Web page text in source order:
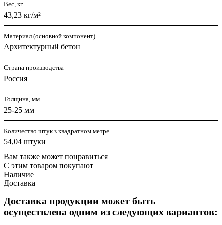
Вес, кг
43,23 кг/м²
Материал (основной компонент)
Архитектурный бетон
Страна производства
Россия
Толщина, мм
25-25 мм
Количество штук в квадратном метре
54,04 штуки
Вам также может понравиться
С этим товаром покупают
Наличие
Доставка
Доставка продукции может быть
осуществлена одним из следующих вариантов: